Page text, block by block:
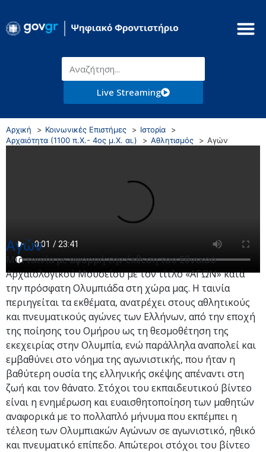
Live Streaming
Αρχική Κοινωνικές Επιστήμες
Ιστορία
Αρχαιότητα (1100 π.Χ.- 4ος μ.Χ. αι.)
Αθλητισμός Αγών
Αγών
Μια ταινία με αφορμή την έκθεση του Εθνικού
Αρχαιολογικού Μουσείου με τον τίτλο «ΑΓΩΝ» κατά
την πρόσφατη Ολυμπιάδα στη χώρα μας. Η ταινία
περιηγείται τα εκθέματα, ανατρέχει στους αθλητικούς
και πνευματικούς αγώνες των Ελλήνων, από την εποχή
της ποίησης του Ομήρου ως τη θεσμοθέτηση της
εκεχειρίας στην Ολυμπία, ενώ παράλληλα αναπολεί και
εμβαθύνει στο νόημα της αγωνιστικής, που ήταν η
βαθύτερη ουσία της ελληνικής σκέψης απέναντι στη
ζωή και τον θάνατο. Στόχοι του εκπαιδευτικού βίντεο
είναι η ενημέρωση και ευαισθητοποίηση των μαθητών
αναφορικά με το πολλαπλό μήνυμα που εκπέμπει η
τέλεση των Ολυμπιακών Αγώνων σε αγωνιστικό, ηθικό
και πνευματικό επίπεδο. Απώτεροι στόχοι του βίντεο